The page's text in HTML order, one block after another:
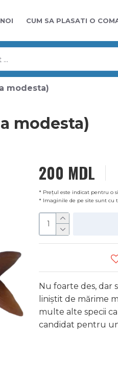
CUM SA PLASATI O
modesta)
modesta)
200 MDL
* Prețul este indicat pentru o
* Imaginile de pe site sunt cu
Nu foarte des, dar
liniștit de mărime
multe alte specii
candidat pentru